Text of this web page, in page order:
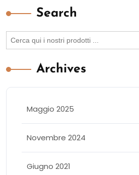
Search
Search
for:
Archives
Maggio 2025
Novembre 2024
Giugno 2021